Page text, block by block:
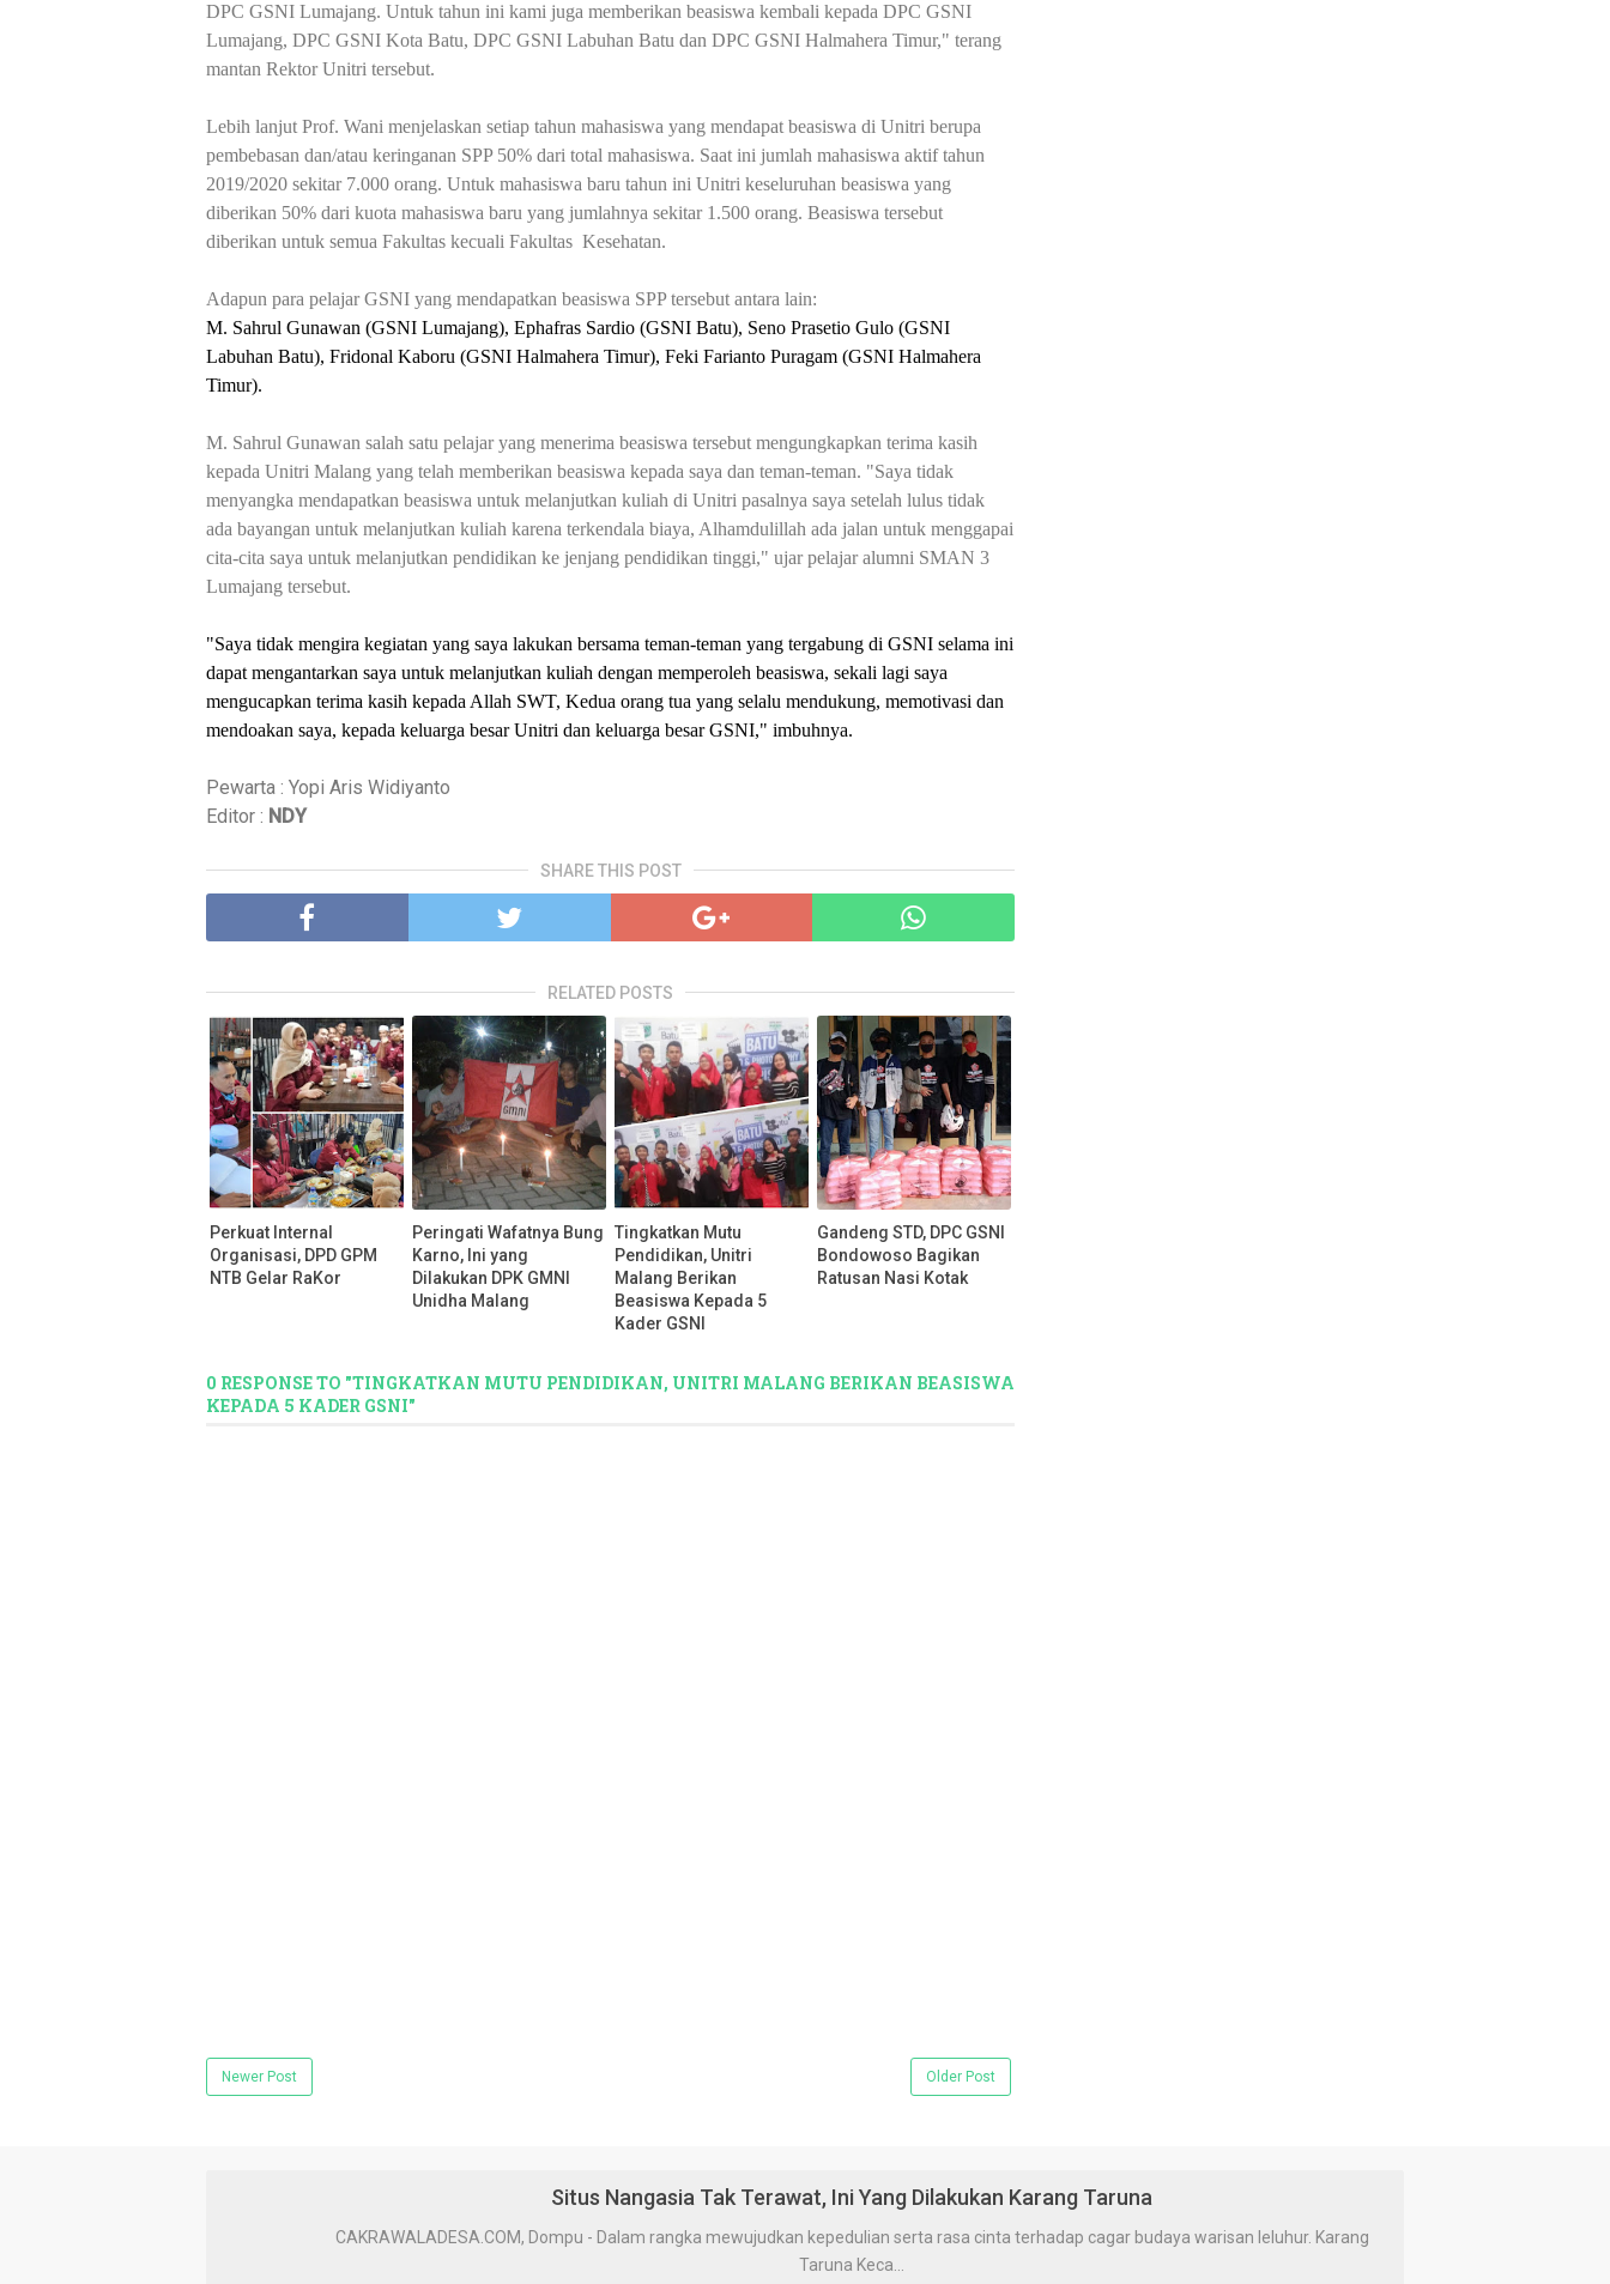
DPC GSNI Lumajang. Untuk tahun ini kami juga memberikan beasiswa kembali kepada DPC GSNI
Lumajang, DPC GSNI Kota Batu, DPC GSNI Labuhan Batu dan DPC GSNI Halmahera Timur," terang
mantan Rektor Unitri tersebut.
Lebih lanjut Prof. Wani menjelaskan setiap tahun mahasiswa yang mendapat beasiswa di Unitri berupa
pembebasan dan/atau keringanan SPP 50% dari total mahasiswa. Saat ini jumlah mahasiswa aktif tahun
2019/2020 sekitar 7.000 orang. Untuk mahasiswa baru tahun ini Unitri keseluruhan beasiswa yang
diberikan 50% dari kuota mahasiswa baru yang jumlahnya sekitar 1.500 orang. Beasiswa tersebut
diberikan untuk semua Fakultas kecuali Fakultas Kesehatan.
Adapun para pelajar GSNI yang mendapatkan beasiswa SPP tersebut antara lain:
M. Sahrul Gunawan (GSNI Lumajang), Ephafras Sardio (GSNI Batu), Seno Prasetio Gulo (GSNI
Labuhan Batu), Fridonal Kaboru (GSNI Halmahera Timur), Feki Farianto Puragam (GSNI Halmahera
Timur).
M. Sahrul Gunawan salah satu pelajar yang menerima beasiswa tersebut mengungkapkan terima kasih
kepada Unitri Malang yang telah memberikan beasiswa kepada saya dan teman-teman. "Saya tidak
menyangka mendapatkan beasiswa untuk melanjutkan kuliah di Unitri pasalnya saya setelah lulus tidak
ada bayangan untuk melanjutkan kuliah karena terkendala biaya, Alhamdulillah ada jalan untuk menggapai
cita-cita saya untuk melanjutkan pendidikan ke jenjang pendidikan tinggi," ujar pelajar alumni SMAN 3
Lumajang tersebut.
"Saya tidak mengira kegiatan yang saya lakukan bersama teman-teman yang tergabung di GSNI selama ini
dapat mengantarkan saya untuk melanjutkan kuliah dengan memperoleh beasiswa, sekali lagi saya
mengucapkan terima kasih kepada Allah SWT, Kedua orang tua yang selalu mendukung, memotivasi dan
mendoakan saya, kepada keluarga besar Unitri dan keluarga besar GSNI," imbuhnya.
Pewarta : Yopi Aris Widiyanto
Editor : NDY
SHARE THIS POST
RELATED POSTS
Perkuat Internal
Organisasi, DPD GPM
NTB Gelar RaKor
Peringati Wafatnya Bung
Karno, Ini yang
Dilakukan DPK GMNI
Unidha Malang
Tingkatkan Mutu
Pendidikan, Unitri
Malang Berikan
Beasiswa Kepada 5
Kader GSNI
Gandeng STD, DPC GSNI
Bondowoso Bagikan
Ratusan Nasi Kotak
0 RESPONSE TO "TINGKATKAN MUTU PENDIDIKAN, UNITRI MALANG BERIKAN BEASISWA
KEPADA 5 KADER GSNI"
Newer Post Older Post
Situs Nangasia Tak Terawat, Ini Yang Dilakukan Karang Taruna
CAKRAWALADESA.COM, Dompu - Dalam rangka mewujudkan kepedulian serta rasa cinta terhadap cagar budaya warisan leluhur. Karang
Taruna Keca...